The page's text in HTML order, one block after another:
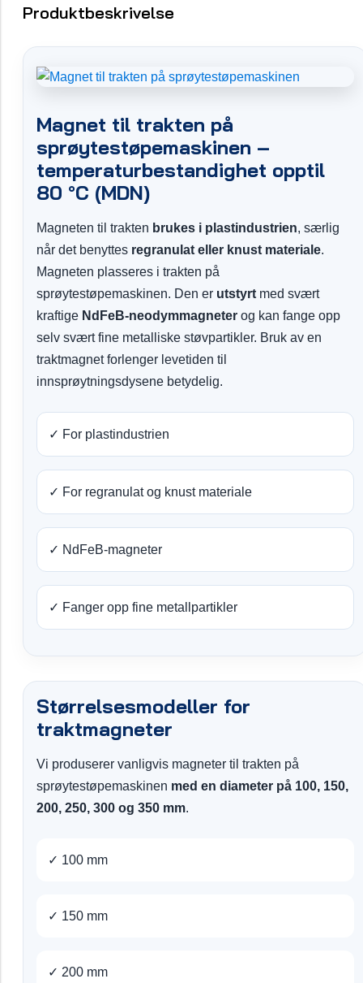
Produktbeskrivelse
Magnet til trakten på
sprøytestøpemaskinen –
temperaturbestandighet opptil
80 °C (MDN)
Magneten til trakten brukes i plastindustrien, særlig
når det benyttes regranulat eller knust materiale.
Magneten plasseres i trakten på
sprøytestøpemaskinen. Den er utstyrt med svært
kraftige NdFeB-neodymmagneter og kan fange opp
selv svært fine metalliske støvpartikler. Bruk av en
traktmagnet forlenger levetiden til
innsprøytningsdysene betydelig.
✓ For plastindustrien
✓ For regranulat og knust materiale
✓ NdFeB-magneter
✓ Fanger opp fine metallpartikler
Størrelsesmodeller for
traktmagneter
Vi produserer vanligvis magneter til trakten på
sprøytestøpemaskinen med en diameter på 100, 150,
200, 250, 300 og 350 mm.
✓ 100 mm
✓ 150 mm
✓ 200 mm